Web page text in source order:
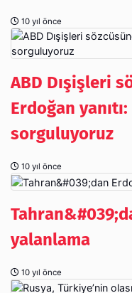
10 yıl önce
ABD Dışişleri
Erdoğan
sorguluyoruz
10 yıl önce
yalanlama
10 yıl önce